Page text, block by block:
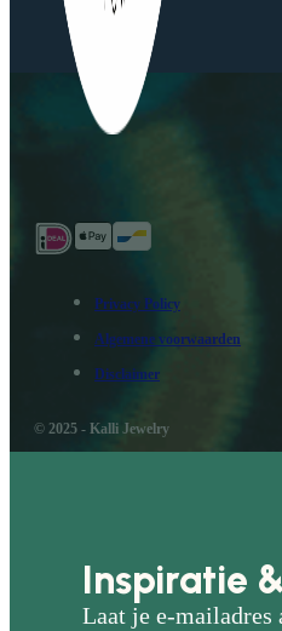
Privacy Policy
Algemene voorwaarden
Disclaimer
© 2025 - Kalli Jewelry
Inspiratie
Laat je e-mailadres